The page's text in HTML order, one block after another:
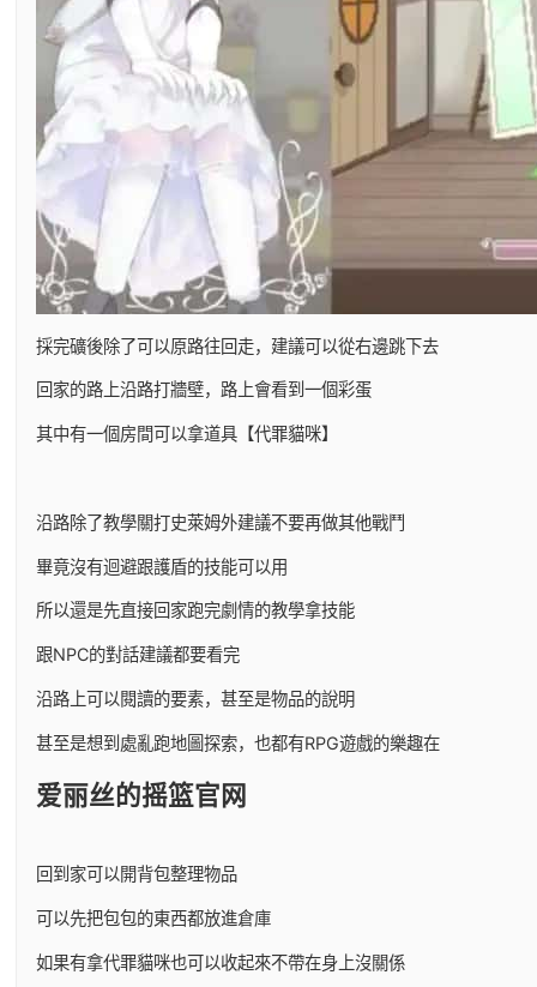
採完礦後除了可以原路往回走，建議可以從右邊跳下去
回家的路上沿路打牆壁，路上會看到一個彩蛋
其中有一個房間可以拿道具【代罪貓咪】
沿路除了教學關打史萊姆外建議不要再做其他戰鬥
畢竟沒有迴避跟護盾的技能可以用
所以還是先直接回家跑完劇情的教學拿技能
跟NPC的對話建議都要看完
沿路上可以閱讀的要素，甚至是物品的說明
甚至是想到處亂跑地圖探索，也都有RPG遊戲的樂趣在
爱丽丝的摇篮官网
回到家可以開背包整理物品
可以先把包包的東西都放進倉庫
如果有拿代罪貓咪也可以收起來不帶在身上沒關係